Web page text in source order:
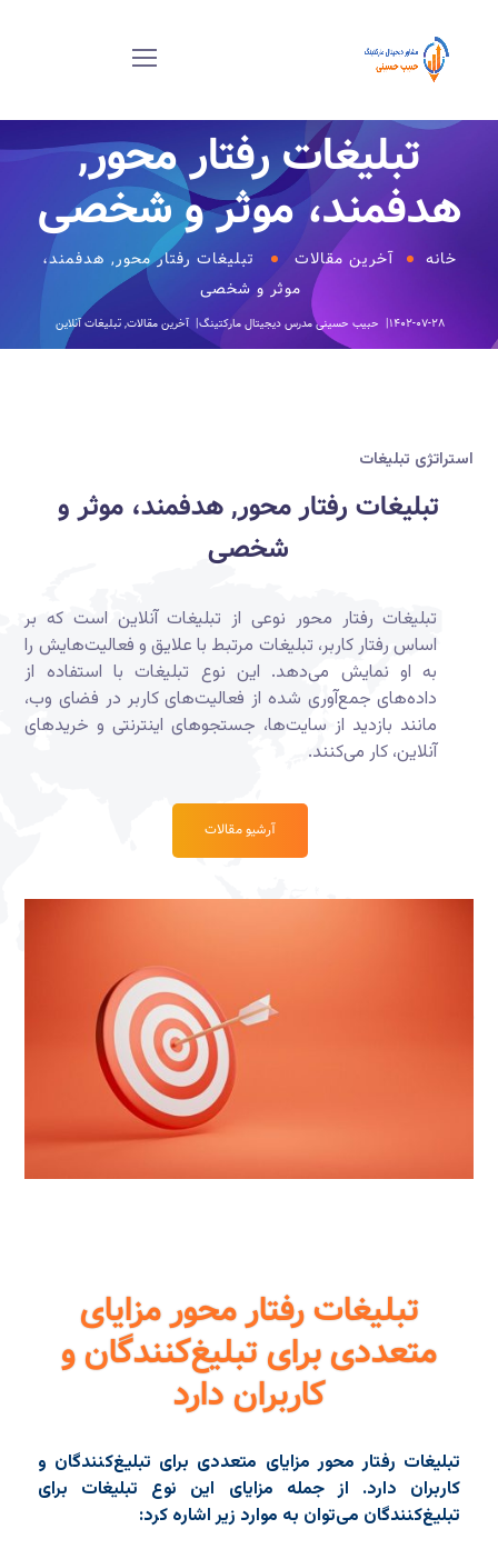
تبلیغات رفتار محور,
هدفمند، موثر و شخصی
خانه آخرین مقالات
تبلیغات رفتار محور, هدفمند،
موثر و شخصی
۱۴۰۲-۰۷-۲۸ حبیب حسینیمدرس دیجیتال مارکتینگ آخرین مقالات,تبلیغات آنلاین
استراتژی تبلیغات
تبلیغات رفتار محور, هدفمند، موثر و
شخصی
تبلیغات رفتار محور نوعی از تبلیغات آنلاین است که بر
اساس رفتار کاربر، تبلیغات مرتبط با علایق و فعالیت‌هایش را
به او نمایش می‌دهد. این نوع تبلیغات با استفاده از
داده‌های جمع‌آوری شده از فعالیت‌های کاربر در فضای وب،
مانند بازدید از سایت‌ها، جستجوهای اینترنتی و خریدهای
آنلاین، کار می‌کنند.
آرشیو مقالات
تبلیغات رفتار محور مزایای
متعددی برای تبلیغ‌کنندگان و
کاربران دارد
تبلیغات رفتار محور مزایای متعددی برای تبلیغ‌کنندگان و
کاربران دارد. از جمله مزایای این نوع تبلیغات برای
تبلیغ‌کنندگان می‌توان به موارد زیر اشاره کرد: